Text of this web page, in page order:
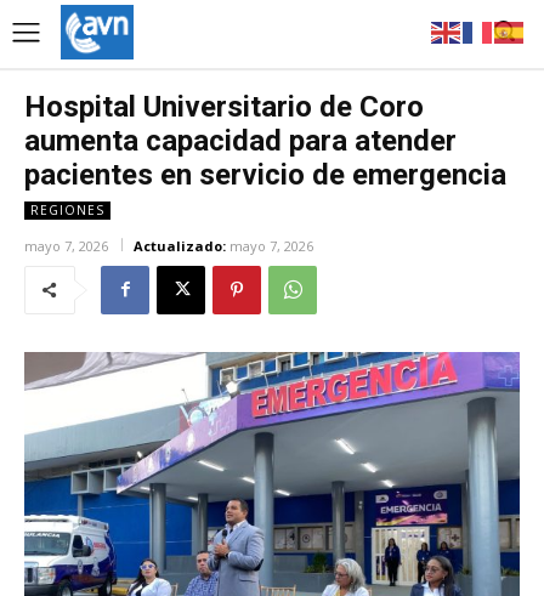
Hospital Universitario de Coro
aumenta capacidad para atender
pacientes en servicio de emergencia
REGIONES
mayo 7, 2026 Actualizado: mayo 7, 2026